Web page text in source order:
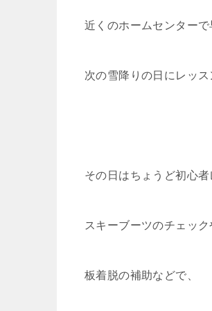
近くのホームセンターで
次の雪降りの日にレッ
その日はちょうど初心者
スキーブーツのチェック
板着脱の補助などで、